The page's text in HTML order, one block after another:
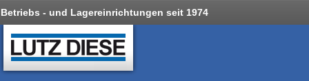
Betriebs - und Lagereinrichtungen seit 1974